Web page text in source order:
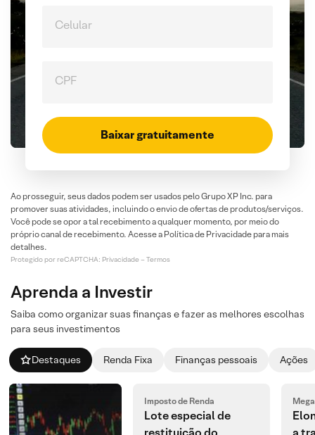
Celular
CPF
Baixar gratuitamente
Ao prosseguir, seus dados podem ser usados pelo Grupo XP Inc. para
promover suas atividades, incluindo o envio de ofertas de produtos/serviços.
Você pode se opor a tal recebimento a qualquer momento, por meio do
próprio canal de recebimento. Acesse a Política de Privacidade para mais
detalhes.
Protegido por reCAPTCHA: Privacidade – Termos
Aprenda a Investir
Saiba como organizar suas finanças e fazer as melhores escolhas
para seus investimentos
Destaques Renda Fixa Finanças pessoais Ações
Imposto de Renda
Lote especial de